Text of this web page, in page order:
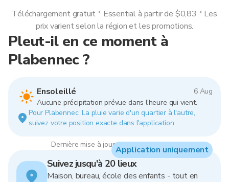
Pleut-il en ce moment à
Plabennec ?
Ensoleillé
6 Aug
Aucune précipitation prévue dans l'heure qui vient.
Pour Plabennec. La pluie varie d'un quartier à l'autre,
suivez votre position exacte dans l'application.
Dernière mise à jour : 08:00, 6 Aug 2026
Téléchargement gratuit * Essential à partir de $0,83 * Les
prix varient selon la région et les promotions.
Suivez jusqu'à 20 lieux
Maison, bureau, école des enfants - tout en
Application uniquement